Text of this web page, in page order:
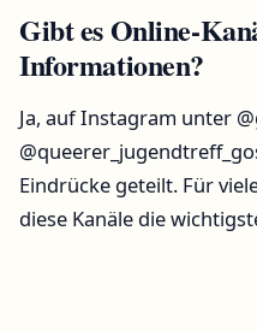
Gibt es Online-
Informationen?
Ja, auf Instagram unter
Eindrücke geteilt. Für
diese Kanäle die